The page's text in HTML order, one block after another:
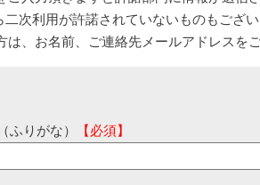
二次利用が許諾されていないものもござ
は、お名前、ご連絡先メールアドレスを
ふりがな） 【必須】